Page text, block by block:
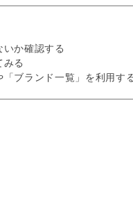
いか確認する
みる
「ブランド一覧」を利用す